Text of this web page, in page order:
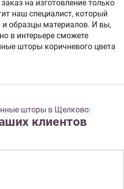
на изготовление только
наш специалист, который
и образцы материалов. И вы,
в интерьере сможете
шторы коричневого цвета
шторы в Щелково:
клиентов